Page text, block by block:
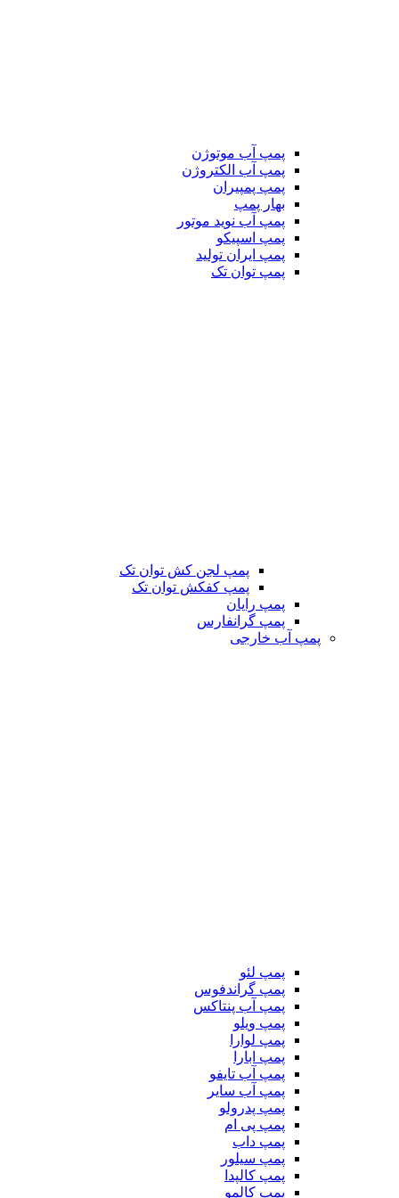
پمپ آب موتوژن
پمپ آب الکتروژن
پمپ پمپیران
بهار پمپ
پمپ آب نوید موتور
پمپ اسپیکو
پمپ ایران تولید
پمپ توان تک
پمپ لجن کش توان تک
پمپ کفکش توان تک
پمپ رایان
پمپ گرانفارس
پمپ آب خارجی
پمپ لئو
پمپ گراندفوس
پمپ آب پنتاکس
پمپ ویلو
پمپ لوارا
پمپ ابارا
پمپ آب تایفو
پمپ آب سایر
پمپ پدرولو
پمپ پی ام
پمپ داب
پمپ سیلور
پمپ کالپدا
پمپ کالمو